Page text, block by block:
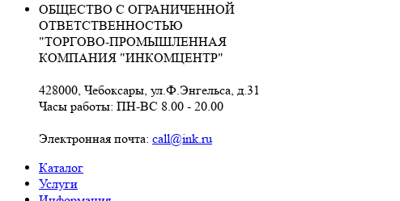
ОБЩЕСТВО С ОГРАНИЧЕННОЙ
ОТВЕТСТВЕННОСТЬЮ
"ТОРГОВО-ПРОМЫШЛЕННАЯ
КОМПАНИЯ "ИНКОМЦЕНТР"
428000, Чебоксары, ул.Ф.Энгельса, д.31
Часы работы: ПН-ВС 8.00 - 20.00
Электронная почта: call@ink.ru
Каталог
Услуги